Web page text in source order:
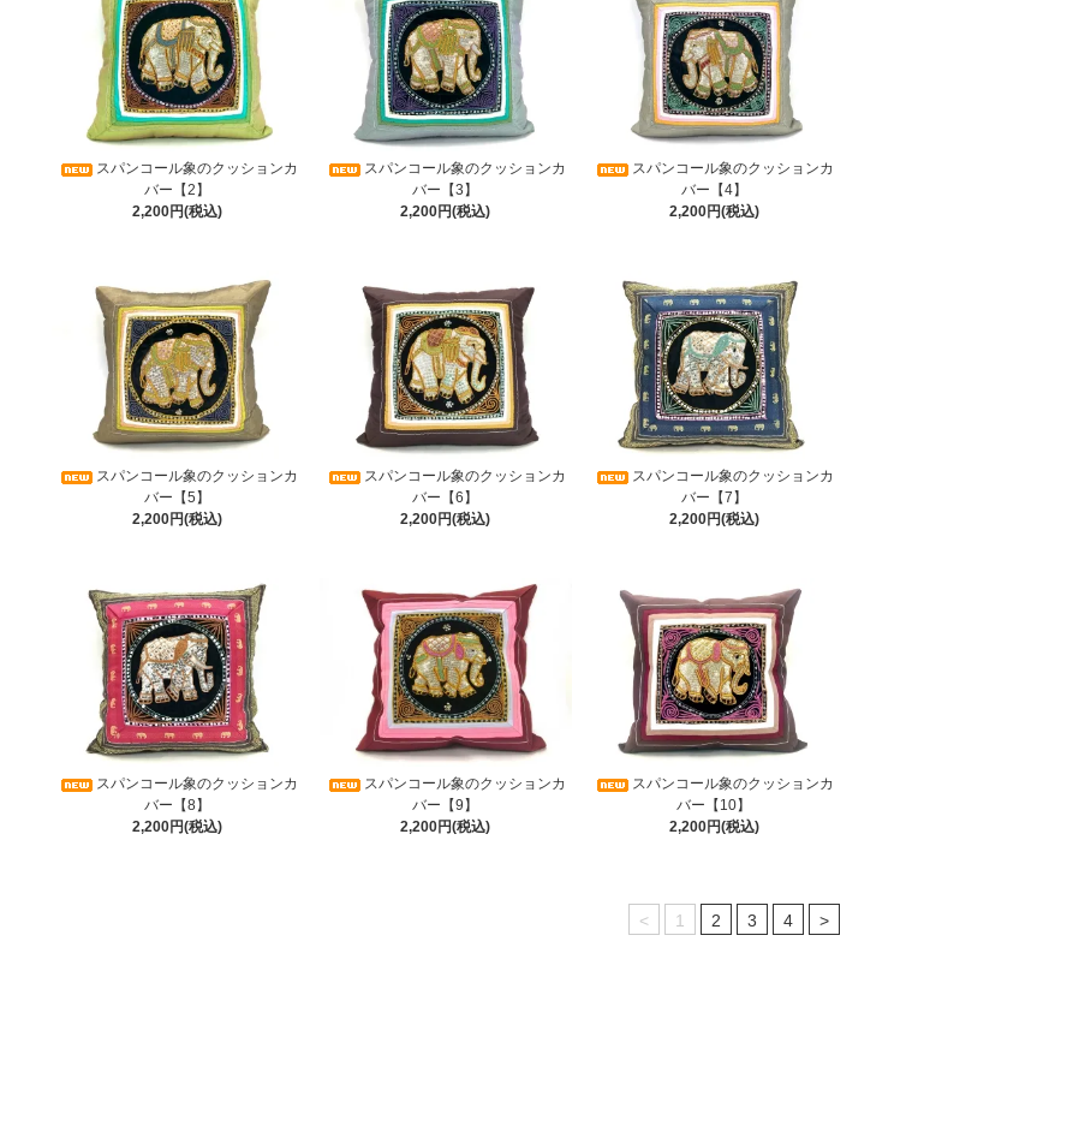
スパンコール象のクッションカ
バー【2】
2,200円(税込)
スパンコール象のクッションカ
バー【3】
2,200円(税込)
スパンコール象のクッションカ
バー【4】
2,200円(税込)
スパンコール象のクッションカ
バー【5】
2,200円(税込)
スパンコール象のクッションカ
バー【6】
2,200円(税込)
スパンコール象のクッションカ
バー【7】
2,200円(税込)
スパンコール象のクッションカ
バー【8】
2,200円(税込)
スパンコール象のクッションカ
バー【9】
2,200円(税込)
スパンコール象のクッションカ
バー【10】
2,200円(税込)
< 1 2 3 4 >